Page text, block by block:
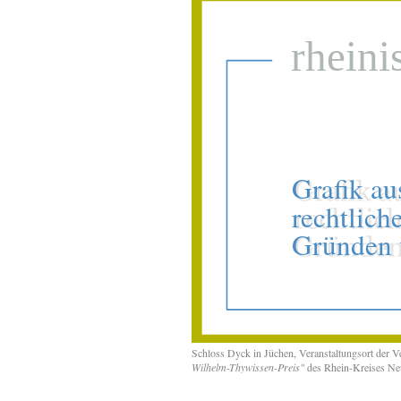
Schloss Dyck in Jüchen, Veranstaltungsort der
Wilhelm-Thywissen-Preis"des Rhein-Kreises